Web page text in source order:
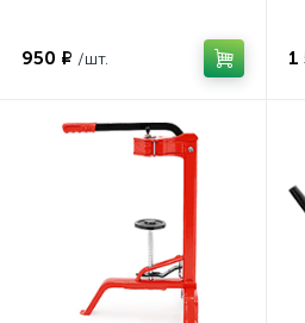
950 ₽ /шт. 1